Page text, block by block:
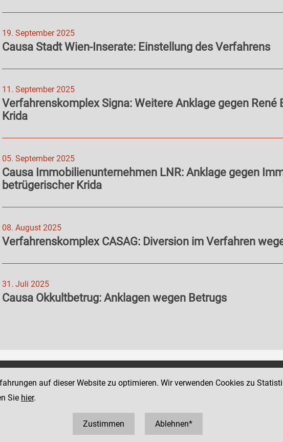
19. September 2025
Causa Stadt Wien-Inserate: Einstellung des Verfahrens
11. September 2025
Verfahrenskomplex Signa: Weitere Anklage gegen
Krida
05. September 2025
Causa Immobilienunternehmen LNR: Anklage gegen
betrügerischer Krida
08. August 2025
Verfahrenskomplex CASAG: Diversion im Verfahren
31. Juli 2025
Causa Okkultbetrug: Anklagen wegen Betrugs
4
Social Media Kanäle
auf dieser Website zu optimieren. Wir verwenden Cookies zu
Sie hier.
Zustimmen Ablehnen*